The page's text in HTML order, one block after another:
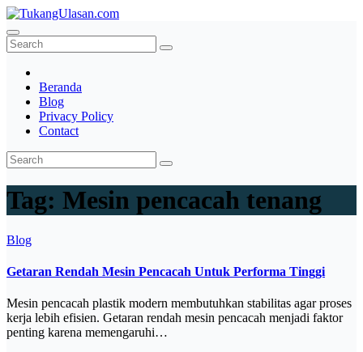
Skip
to
content
TukangUlasan.com
Baca Aja Dulu!
Beranda
Blog
Privacy Policy
Contact
Tag: Mesin pencacah tenang
Blog
Getaran Rendah Mesin Pencacah Untuk Performa Tinggi
Mesin pencacah plastik modern membutuhkan stabilitas agar proses
kerja lebih efisien. Getaran rendah mesin pencacah menjadi faktor
penting karena memengaruhi…